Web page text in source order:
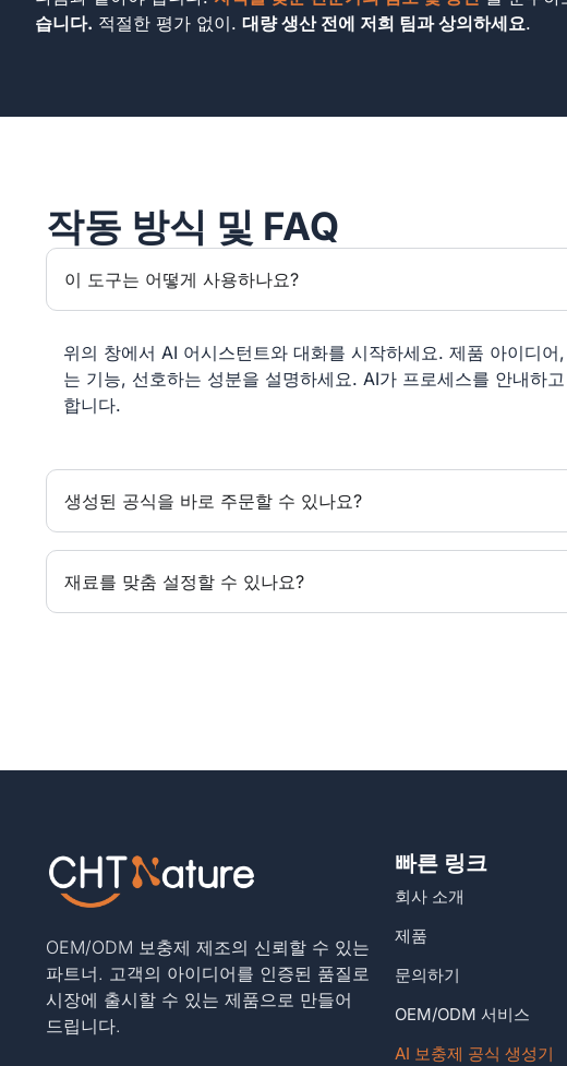
습니다. 적절한 평가 없이. 대량 생산 전에 저희 팀과 상의하세요.
작동 방식 및 FAQ
이 도구는 어떻게 사용하나요?
위의 창에서 AI 어시스턴트와 대화를 시작하세요. 제품 아이디
는 기능, 선호하는 성분을 설명하세요. AI가 프로세스를 안내하
합니다.
생성된 공식을 바로 주문할 수 있나요?
재료를 맞춤 설정할 수 있나요?
OEM/ODM 보충제 제조의 신뢰할 수 있는
파트너. 고객의 아이디어를 인증된 품질로
시장에 출시할 수 있는 제품으로 만들어
드립니다.
빠른 링크
회사 소개
제품
문의하기
OEM/ODM 서비스
AI 보충제 공식 생성기